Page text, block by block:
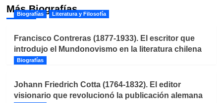
Más Biografías
Biografías Literatura y Filosofía
Francisco Contreras (1877-1933). El escritor que
introdujo el Mundonovismo en la literatura chilena
Biografías
Johann Friedrich Cotta (1764-1832). El editor
visionario que revolucionó la publicación alemana